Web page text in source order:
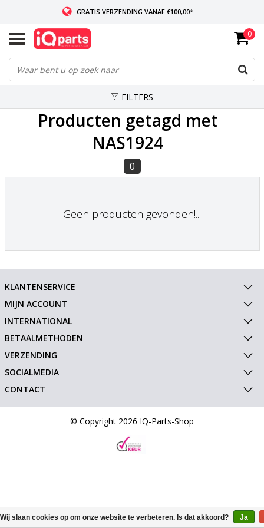
GRATIS VERZENDING VANAF €100,00*
INDIEN VOORRADIG: VOOR 14:00 BESTELD, ZELFDE DAG VERZONDEN
WERELDWIJDE LEVERING
0
FILTERS
Producten getagd met
NAS1924
0
Geen producten gevonden!...
KLANTENSERVICE
MIJN ACCOUNT
INTERNATIONAL
BETAALMETHODEN
VERZENDING
SOCIALMEDIA
CONTACT
© Copyright 2026 IQ-Parts-Shop
Wij slaan cookies op om onze website te verbeteren. Is dat akkoord? Ja